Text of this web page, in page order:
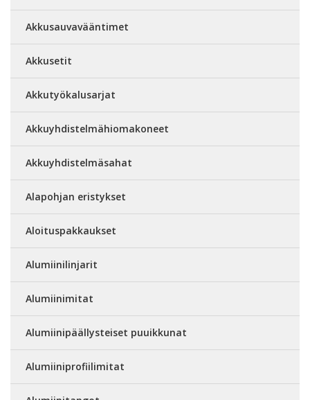
Akkusauvavääntimet
Akkusetit
Akkutyökalusarjat
Akkuyhdistelmähiomakoneet
Akkuyhdistelmäsahat
Alapohjan eristykset
Aloituspakkaukset
Alumiinilinjarit
Alumiinimitat
Alumiinipäällysteiset puuikkunat
Alumiiniprofiilimitat